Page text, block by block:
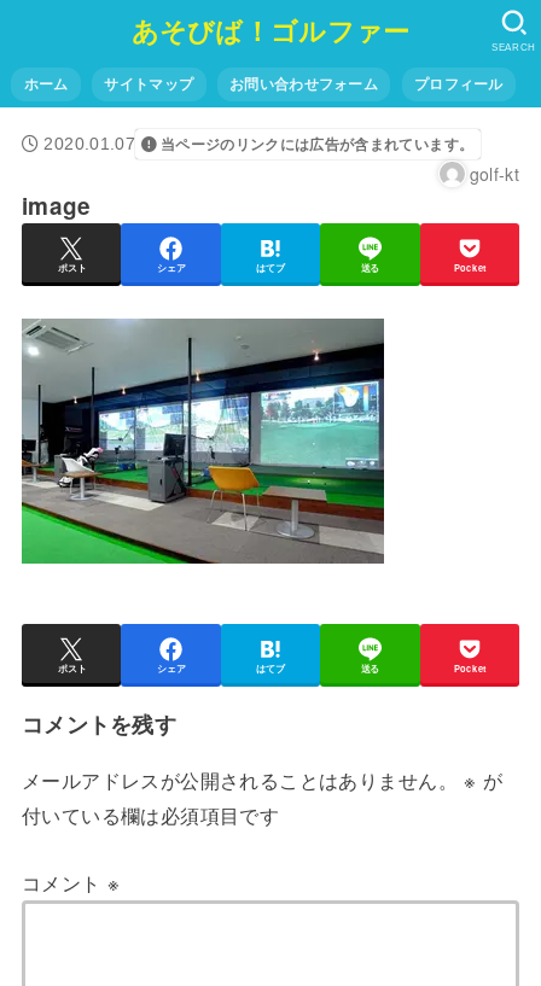
あそびば！ゴルファー
ホーム サイトマップ お問い合わせフォーム プロフィール
SEARCH
2020.01.07 当ページのリンクには広告が含まれています。
golf-kt
image
ポスト シェア はてブ 送る Pocket
ポスト シェア はてブ 送る Pocket
コメントを残す
メールアドレスが公開されることはありません。 ※ が
付いている欄は必須項目です
コメント ※